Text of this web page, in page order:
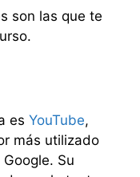
son las que te
es YouTube,
más utilizado
Su